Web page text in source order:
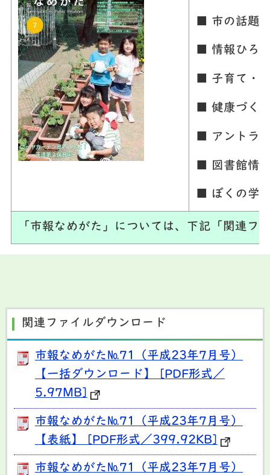
■ 市の話題
■ 情報ひろ
■ 子育て・
■ 健康づく
■ アントラ
■ 図書館情
■ ぼくの学
「市報なめがた」については、下記「関連
関連ファイルダウンロード
市報なめがた№71（平成23年7月号）
【一括ダウンロード】 [PDF形式／
5.97MB]
市報なめがた№71（平成23年7月号）
【表紙】 [PDF形式／399.92KB]
市報なめがた№71（平成23年7月号）